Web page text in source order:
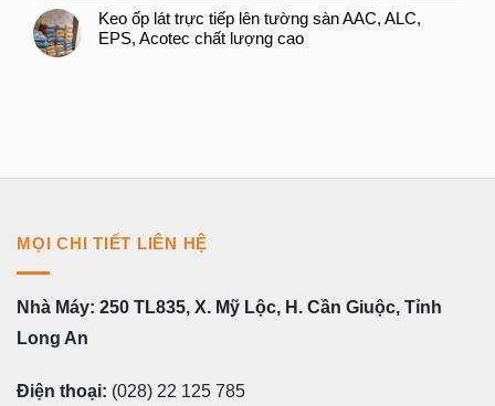
Keo ốp lát trực tiếp lên tường sàn AAC, ALC,
EPS, Acotec chất lượng cao
MỌI CHI TIẾT LIÊN HỆ
Nhà Máy: 250 TL835, X. Mỹ Lộc, H. Cần Giuộc, Tỉnh
Long An
Điện thoại: (028) 22 125 785